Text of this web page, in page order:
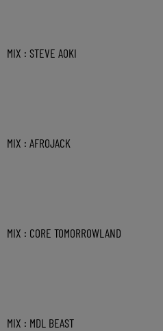
MIX : STEVE AOKI
MIX : AFROJACK
MIX : CORE TOMORROWLAND
MIX : MDL BEAST